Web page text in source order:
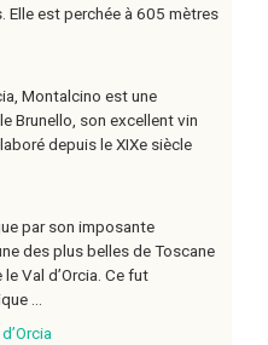
Elle est perchée à 605 mètres
Montalcino est une
Brunello, son excellent vin
depuis le XIXe siècle
par son imposante
des plus belles de Toscane
Val d’Orcia. Ce fut
...